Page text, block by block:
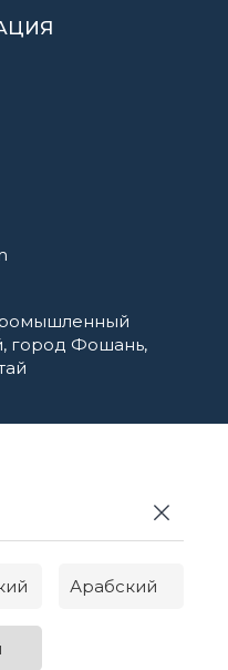
город Фошань,
Арабский